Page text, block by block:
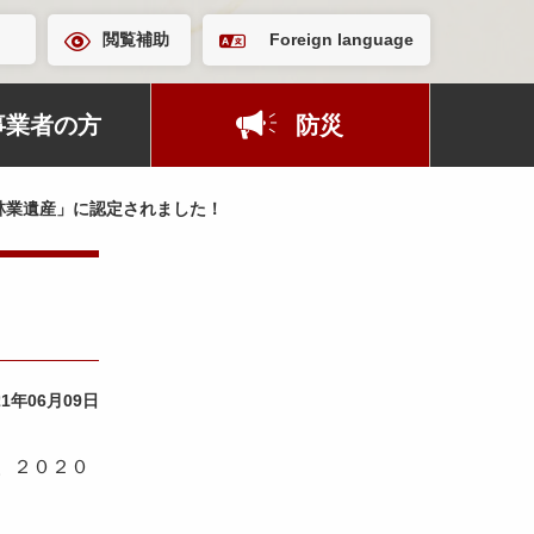
閲覧補助 Foreign language
業者の方 防災
遺産」に認定されました！
年06月09日
２０２０